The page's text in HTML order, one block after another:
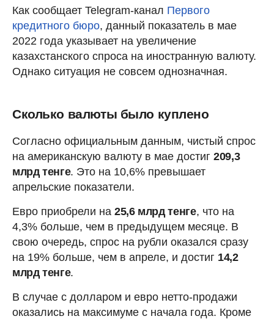
Как сообщает Telegram-канал Первого
кредитного бюро, данный показатель в мае
2022 года указывает на увеличение
казахстанского спроса на иностранную валюту.
Однако ситуация не совсем однозначная.
Сколько валюты было куплено
Согласно официальным данным, чистый спрос
на американскую валюту в мае достиг 209,3
млрд тенге. Это на 10,6% превышает
апрельские показатели.
Евро приобрели на 25,6 млрд тенге, что на
4,3% больше, чем в предыдущем месяце. В
свою очередь, спрос на рубли оказался сразу
на 19% больше, чем в апреле, и достиг 14,2
млрд тенге.
В случае с долларом и евро нетто-продажи
оказались на максимуме с начала года. Кроме